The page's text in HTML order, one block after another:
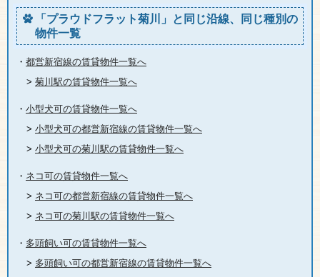
「プラウドフラット菊川」と同じ沿線、同じ種別の
物件一覧
・ 都営新宿線の賃貸物件一覧へ
> 菊川駅の賃貸物件一覧へ
・ 小型犬可の賃貸物件一覧へ
> 小型犬可の都営新宿線の賃貸物件一覧へ
> 小型犬可の菊川駅の賃貸物件一覧へ
・ ネコ可の賃貸物件一覧へ
> ネコ可の都営新宿線の賃貸物件一覧へ
> ネコ可の菊川駅の賃貸物件一覧へ
・ 多頭飼い可の賃貸物件一覧へ
> 多頭飼い可の都営新宿線の賃貸物件一覧へ